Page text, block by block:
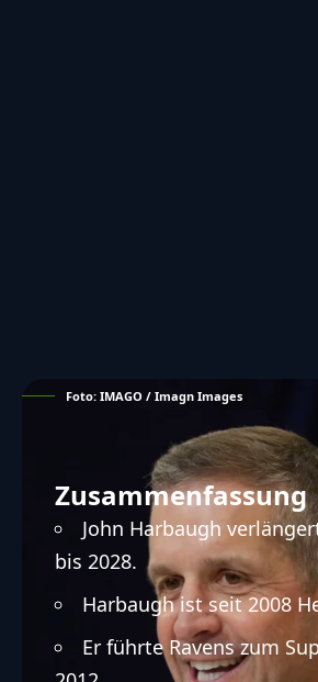
Foto: IMAGO / Imagn Images
Zusammenfassung
John Harbaugh
bis 2028.
Harbaugh ist seit 2008
Er führte Ravens zum